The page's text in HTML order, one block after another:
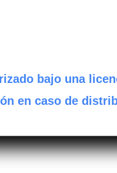
bajo una
en caso de